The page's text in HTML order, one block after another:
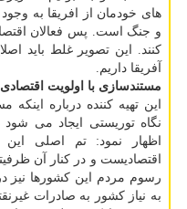
های خودمان از افریقا به
و جنگ است. پس فعالان
كنند. این تصویر غلط باید
آفریقا داریم.
مستندسازی با اولویت
این تهیه كننده درباره
نگاه توریستی ایجاد می شود
اظهار نمود: تم اصلی
اقتصادیست و در كنار آن
رسوم مردم این كشورها نیز
به نیاز كشور به صادرات